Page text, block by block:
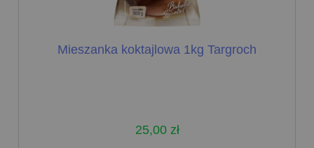
Mieszanka koktajlowa 1kg Targroch
25,00 zł